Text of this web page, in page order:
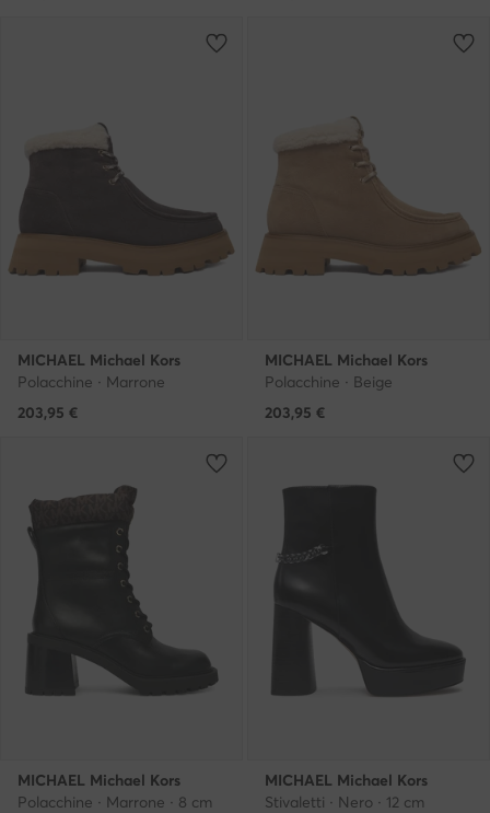
MICHAEL Michael Kors
Polacchine · Marrone
203,95 €
MICHAEL Michael Kors
Polacchine · Beige
203,95 €
MICHAEL Michael Kors
Polacchine · Marrone · 8 cm
MICHAEL Michael Kors
Stivaletti · Nero · 12 cm